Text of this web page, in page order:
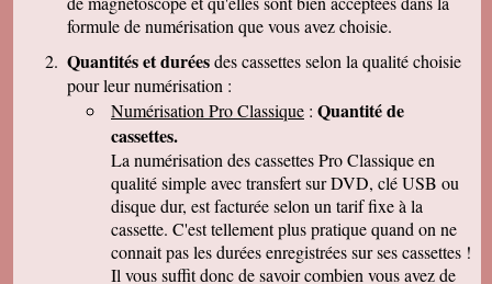
travail et de votre gentillesse ! cordialement
Patrick C.
J 'ai bien reçu le colis , je suis content de votre
travail, ma famille en métropole doit vous
envoyer le reste des cassettes. Cordialement
J-Claude L.
Bonjour, je voulait vous remercier sincérement
pour le travail que avez effectuer en restituant
les films de nos cassettes mini dv sur dvd.
Vôtre travail est excellent et vôtre sérieux est
irréprochable. Nous auront d'autre cassettes a
vous envoyer prochainement. Encore merci est
désoler de vous remercier avec autant de retard
... Bonne continuation
formule de numérisation que vous avez choisie.
Quantités et duréesdes cassettes selon la qualité choisie
pour leur numérisation :
Numérisation Pro Classique : Quantité de
cassettes.
La numérisation des cassettes Pro Classique en
qualité simple avec transfert sur DVD, clé USB ou
disque dur, est facturée selon un tarif fixe à la
cassette. C'est tellement plus pratique quand on ne
connait pas les durées enregistrées sur ses cassettes !
Il vous suffit donc de savoir combien vous avez de